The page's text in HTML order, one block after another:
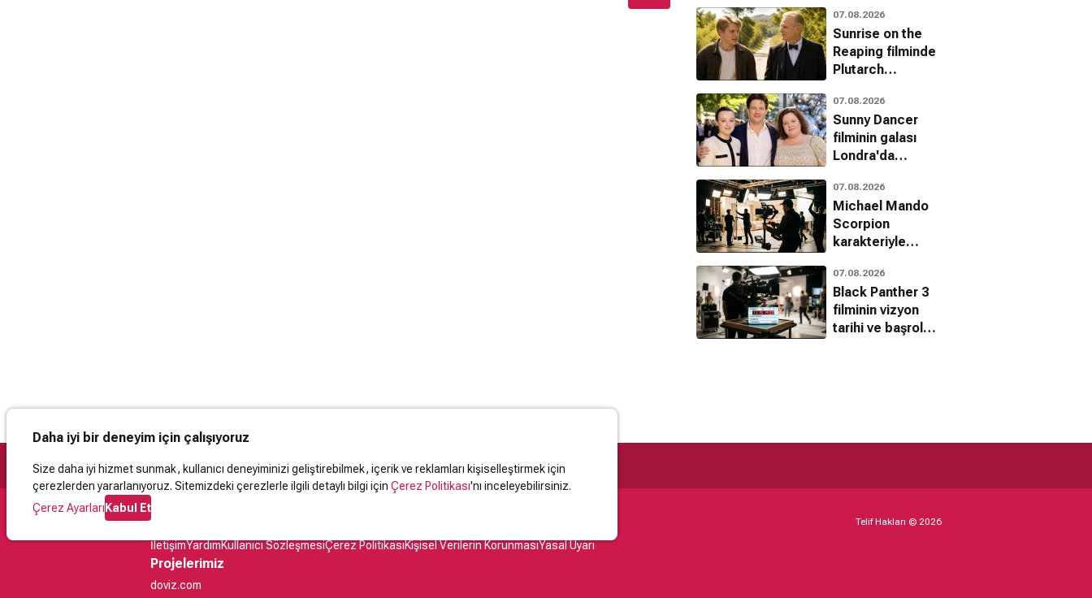
07.08.2026
Sunrise on the
Reaping filminde
Plutarch
karakterini kim
canlandıracak?
07.08.2026
Sunny Dancer
filminin galası
Londra'da
07.08.2026
Michael Mando
Scorpion
karakteriyle
döndü
07.08.2026
Black Panther 3
filminin vizyon
tarihi ve başrolü
Daha iyi bir deneyim için çalışıyoruz
Size daha iyi hizmet sunmak, kullanıcı deneyiminizi geliştirebilmek, içerik ve reklamları kişiselleştirmek için
çerezlerden yararlanıyoruz. Sitemizdeki çerezlerle ilgili detaylı bilgi için Çerez Politikası'nı inceleyebilirsiniz.
Çerez AyarlarıKabul Et
Destek
İletişimYardımKullanıcı SözleşmesiÇerez PolitikasıKişisel Verilerin KorunmasıYasal Uyarı
Projelerimiz
doviz.com
Telif Hakları © 2026